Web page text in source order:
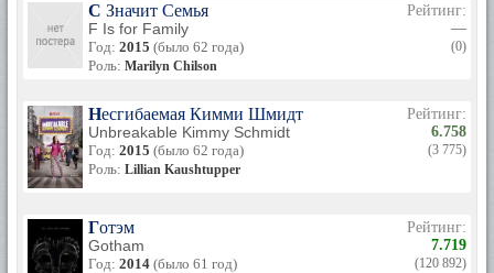
С Значит Семья
F Is for Family
Год: 2015 (было 62 года)
Роль: Marilyn Chilson
Рейтинг:
—
(0)
Несгибаемая Кимми Шмидт
Unbreakable Kimmy Schmidt
Год: 2015 (было 62 года)
Роль: Lillian Kaushtupper
Рейтинг:
6.758
(3 775)
Готэм
Gotham
Год: 2014 (было 61 год)
Рейтинг:
7.719
(120 892)